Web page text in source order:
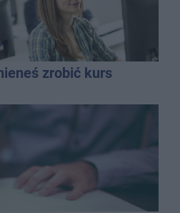
zrobić kurs